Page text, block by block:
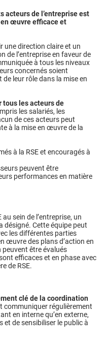
acteurs de l’entreprise est
œuvre efficace et
une direction claire et un
de l’entreprise en faveur de
à tous les niveaux
concernés soient
leur rôle dans la mise en
tous les acteurs de
les salariés, les
de ces acteurs peut
à la mise en œuvre de la
à la RSE et encouragés à
peuvent être
performances en matière
sein de l’entreprise, un
désigné. Cette équipe peut
les différentes parties
œuvre des plans d’action en
peuvent être évalués
efficaces et en phase avec
de RSE.
clé de la coordination
communiquer régulièrement
en interne qu’en externe,
et de sensibiliser le public à